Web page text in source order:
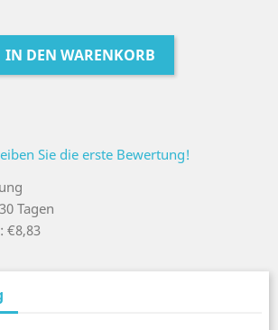
IN DEN WARENKORB
Sie die erste Bewertung!
Tagen
€8,83